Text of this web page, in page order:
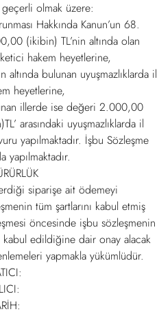
olmak üzere:
Hakkında Kanun’un 68.
(ikibin) TL’nin altında olan
hakem heyetlerine,
bulunan uyuşmazlıklarda il
heyetlerine,
illerde ise değeri 2.000,00
arasındaki uyuşmazlıklarda il
yapılmaktadır. İşbu Sözleşme
yapılmaktadır.
siparişe ait ödemeyi
tüm şartlarını kabul etmiş
öncesinde işbu sözleşmenin
edildiğine dair onay alacak
yapmakla yükümlüdür.